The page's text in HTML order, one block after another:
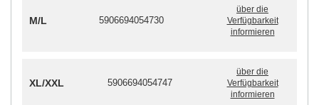
M/L 5906694054730
über die
Verfügbarkeit
informieren
XL/XXL 5906694054747
über die
Verfügbarkeit
informieren